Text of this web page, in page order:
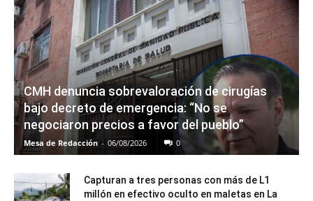
CMH denuncia sobrevaloración de cirugías
bajo decreto de emergencia: “No se
negociaron precios a favor del pueblo”
Mesa de Redacción - 06/08/2026 0
Capturan a tres personas con más de L1
millón en efectivo oculto en maletas en La